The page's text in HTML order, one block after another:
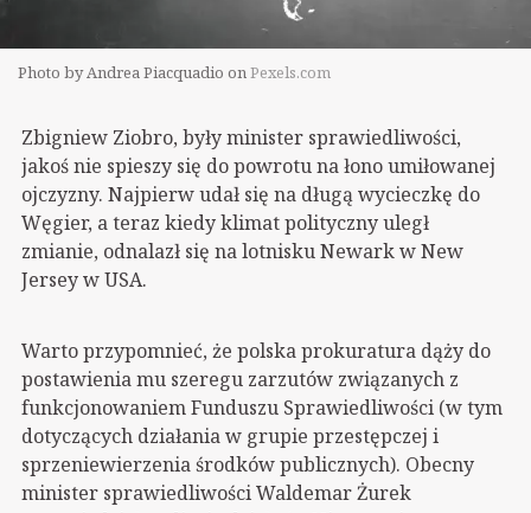
Photo by Andrea Piacquadio onPexels.com
Zbigniew Ziobro, były minister sprawiedliwości,
jakoś nie spieszy się do powrotu na łono umiłowanej
ojczyzny. Najpierw udał się na długą wycieczkę do
Węgier, a teraz kiedy klimat polityczny uległ
zmianie, odnalazł się na lotnisku Newark w New
Jersey w USA.
Warto przypomnieć, że polska prokuratura dąży do
postawienia mu szeregu zarzutów związanych z
funkcjonowaniem Funduszu Sprawiedliwości (w tym
dotyczących działania w grupie przestępczej i
sprzeniewierzenia środków publicznych). Obecny
minister sprawiedliwości Waldemar Żurek